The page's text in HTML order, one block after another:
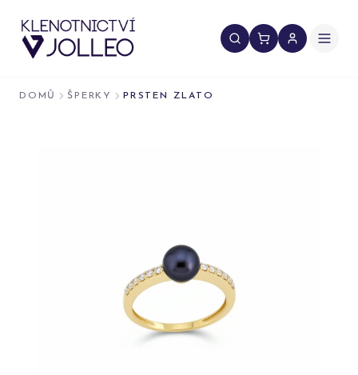
DOMŮ ŠPERKY PRSTEN ZLATO